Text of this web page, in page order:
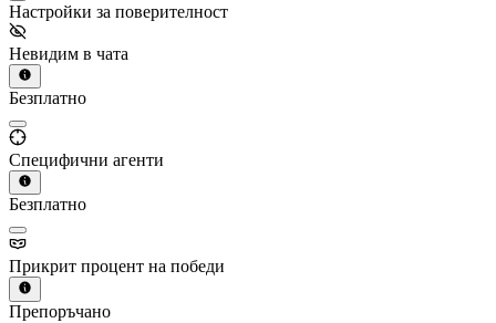
Настройки за поверителност
Невидим в чата
Безплатно
Специфични агенти
Безплатно
Прикрит процент на победи
Препоръчано